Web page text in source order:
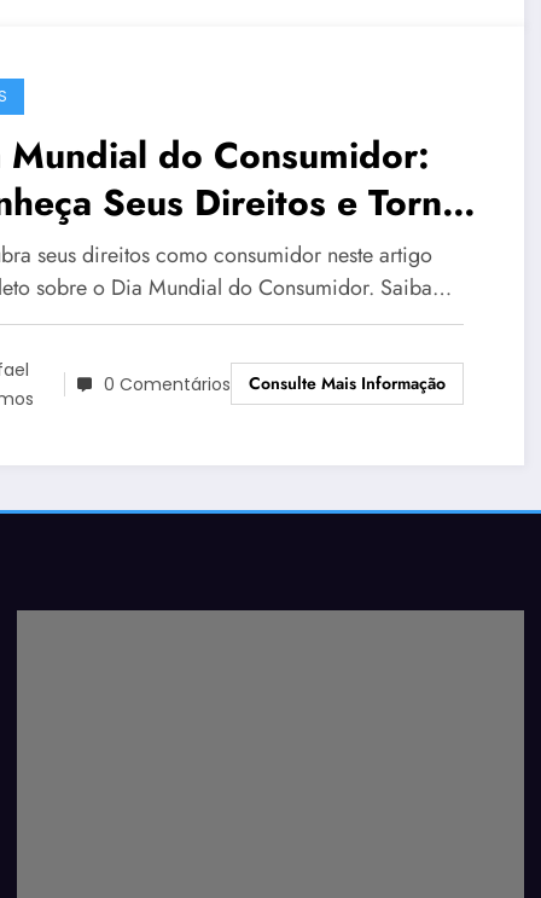
Mundial do Consumidor:
Seus Direitos e Torne-
Comprador Mais
seus direitos como consumidor neste artigo
sobre o Dia Mundial do Consumidor. Saiba…
0 Comentários Consulte Mais Informação